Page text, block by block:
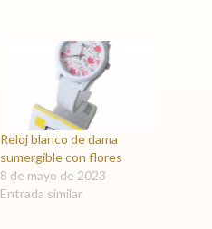
Reloj blanco de dama
sumergible con flores
8 de mayo de 2023
Entrada similar